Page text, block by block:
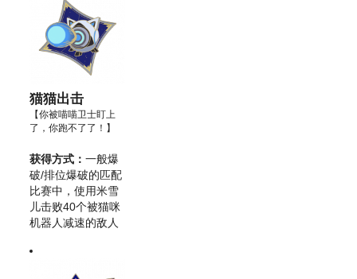
猫猫出击
【你被喵喵卫士盯上
了，你跑不了了！】
获得方式：一般爆
破/排位爆破的匹配
比赛中，使用米雪
儿击败40个被猫咪
机器人减速的敌人